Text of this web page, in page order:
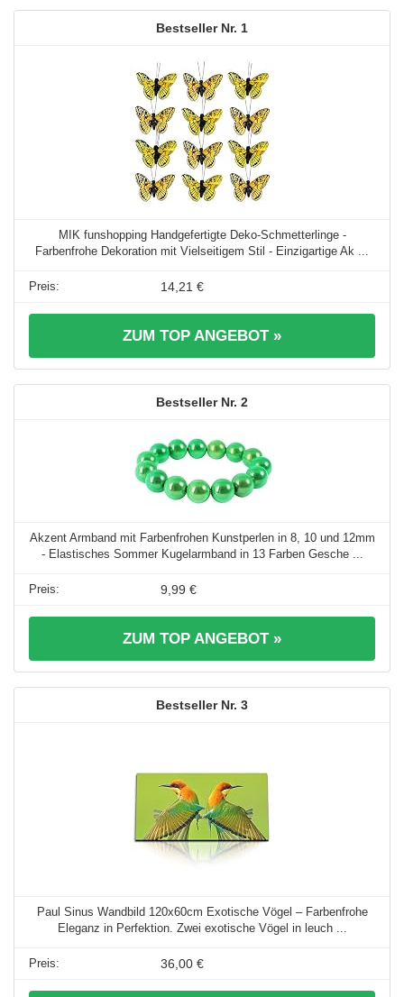
1
MIK funshopping Handgefertigte Deko-Schmetterlinge -
Farbenfrohe Dekoration mit Vielseitigem Stil - Einzigartige Ak ...
14,21 €
ZUM TOP ANGEBOT »
2
Akzent Armband mit Farbenfrohen Kunstperlen in 8, 10 und 12mm
- Elastisches Sommer Kugelarmband in 13 Farben Gesche ...
9,99 €
ZUM TOP ANGEBOT »
3
Paul Sinus Wandbild 120x60cm Exotische Vögel – Farbenfrohe
Eleganz in Perfektion. Zwei exotische Vögel in leuch ...
36,00 €